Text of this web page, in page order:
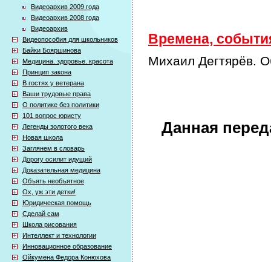
Видеоархив 2009 года
Видеоархив 2008 года
Видеоархив
Видеопособия для школьников
Байки Бояршинова
Медицина. здоровье. красота
Принцип закона
В гостях у ветерана
Ваши трудовые права
О политике без политики
101 вопрос юристу
Легенды золотого века
Новая школа
Заглянем в словарь
Дорогу осилит идущий
Доказательная медицина
Объять необъятное
Ох, уж эти детки!
Юридическая помощь
Сделай сам
Школа рисования
Интеллект и технологии
Инновационное образование
Ойкумена Федора Конюхова
Времена,
Михаил Дегтярёв.
Данная